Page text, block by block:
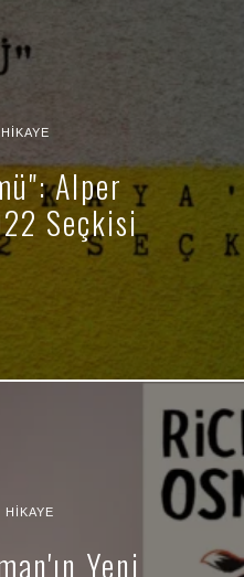
Alper
Seçkisi
HIKAYE
Yeni